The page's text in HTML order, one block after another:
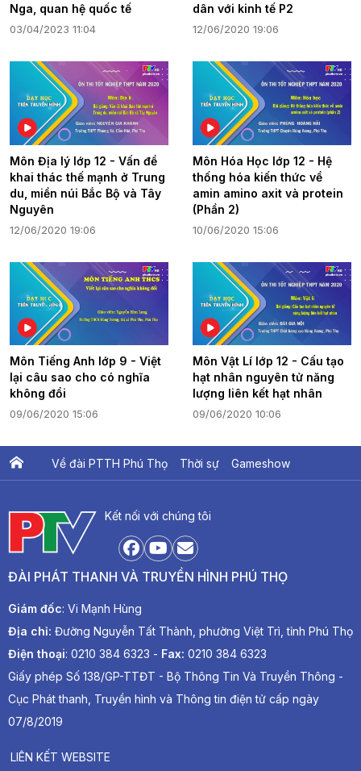
Nga, quan hệ quốc tế
03/04/2023 11:04
dân với kinh tế P2
12/06/2020 19:06
Môn Địa lý lớp 12 - Vấn đề
khai thác thế mạnh ở Trung
du, miền núi Bắc Bộ và Tây
Nguyên
12/06/2020 19:06
Môn Hóa Học lớp 12 - Hệ
thống hóa kiến thức về
amin amino axit và protein
(Phần 2)
10/06/2020 15:06
Môn Tiếng Anh lớp 9 - Việt
lại câu sao cho có nghĩa
không đổi
09/06/2020 15:06
Môn Vật Lí lớp 12 - Cấu tạo
hạt nhân nguyên tử năng
lượng liên kết hạt nhân
09/06/2020 10:06
Về đài PTTH Phú Thọ Thời sự Gameshow
Kết nối với chúng tôi
ĐÀI PHÁT THANH VÀ TRUYỀN HÌNH PHÚ THỌ
Giám đốc: Vi Mạnh Hùng
Địa chỉ: Đường Nguyễn Tất Thành, phường Việt Trì, tỉnh Phú Thọ
Điện thoại: 0210 384 6323 - Fax: 0210 384 6323
Giấy phép Số 138/GP-TTĐT - Bộ Thông Tin Và Truyền Thông -
Cục Phát thanh, Truyền hình và Thông tin điện tử cấp ngày
07/8/2019
LIÊN KẾT WEBSITE